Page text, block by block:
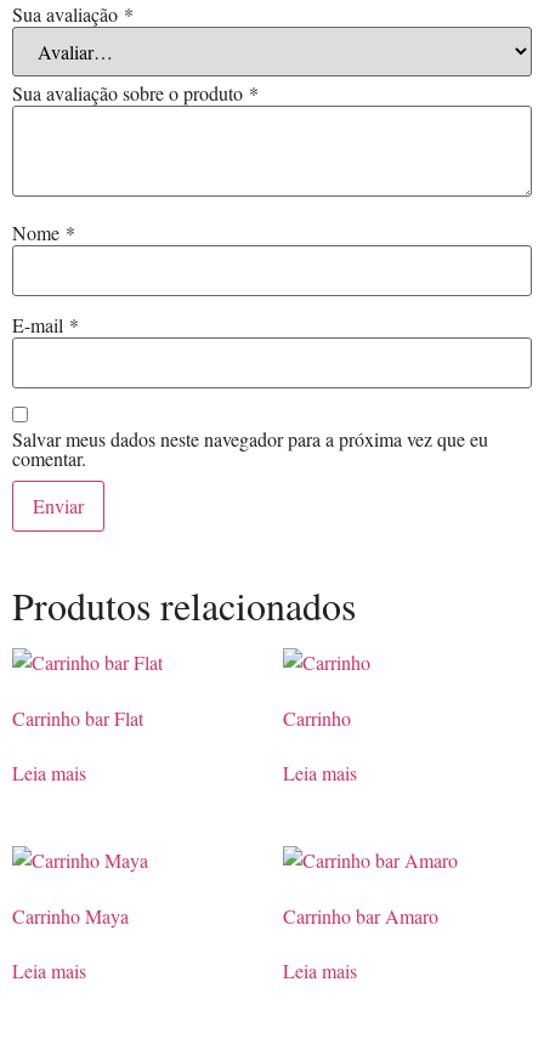
Sua avaliação *
Sua avaliação sobre o produto *
Nome *
E-mail *
Salvar meus dados neste navegador para a próxima vez que eu
comentar.
Produtos relacionados
Carrinho bar Flat
Leia mais
Carrinho
Leia mais
Carrinho Maya
Leia mais
Carrinho bar Amaro
Leia mais